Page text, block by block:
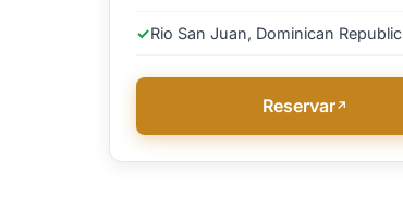
✓Rio San Juan, Dominican Republic
Reservar↗